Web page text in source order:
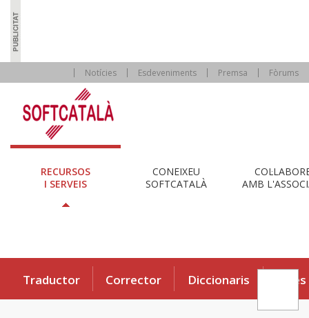
Notícies Esdeveniments Premsa Fòrums
RECURSOS
I SERVEIS
CONEIXEU
SOFTCATALÀ
AMB
Traductor Corrector Diccionaris Eines